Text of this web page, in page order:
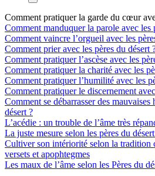
Comment pratiquer la garde du cœur
Comment manduquer la parole avec les
Comment vaincre l’orgueil avec les
Comment prier avec les pères du désert
Comment pratiquer l’ascèse avec les
Comment pratiquer la charité avec les
Comment pratiquer l’humilité avec les
Comment pratiquer le discernement
Comment se débarrasser des mauvaises
désert ?
L’acédie : un trouble de l’âme très
La juste mesure selon les pères du
Cultiver son intériorité selon la tradition
versets et apophtegmes
Les maux de l’âme selon les Pères du